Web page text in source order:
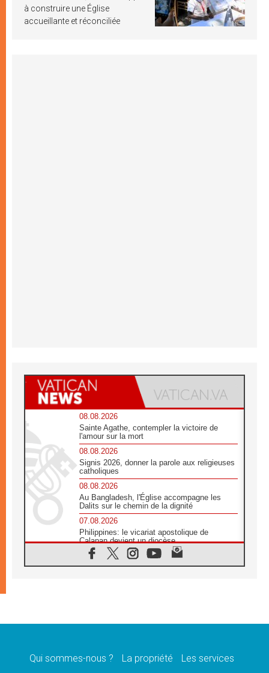
à construire une Église
accueillante et réconciliée
08.08.2026
Sainte Agathe, contempler la victoire de
l'amour sur la mort
08.08.2026
Signis 2026, donner la parole aux religieuses
catholiques
08.08.2026
Au Bangladesh, l'Église accompagne les
Dalits sur le chemin de la dignité
07.08.2026
Philippines: le vicariat apostolique de
Calapan devient un diocèse
07.08.2026
Congo-Brazzaville : le 15 août, entre
une signature»
Qui sommes-nous ? La propriété Les services